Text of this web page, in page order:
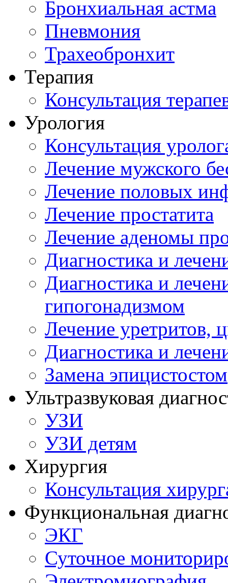
Бронхиальная астма
Пневмония
Трахеобронхит
Терапия
Консультация
Урология
Консультация
Лечение мужского
Лечение половых
Лечение простатита
Лечение аденомы
Диагностика и
Диагностика и
гипогонадизмом
Лечение уретритов,
Диагностика и
Замена эпицистостом
Ультразвуковая
УЗИ
УЗИ детям
Хирургия
Консультация
Функциональная
ЭКГ
Суточное